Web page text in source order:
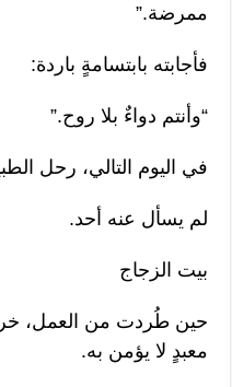
ممرضة.”
فأجابته بابتسامةٍ باردة:
“وأنتم دواءٌ بلا روح.”
في اليوم التالي، رحل
لم يسأل عنه أحد.
بيت الزجاج
حين طُردت من العمل،
معبدٍ لا يؤمن به.